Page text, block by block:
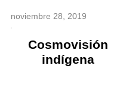
noviembre 28, 2019
Cosmovisión
indígena